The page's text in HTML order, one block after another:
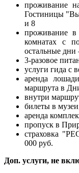
проживание
Гостиницы
и 8
проживание в
комнатах с
остальные
3-разовое
услуги гида с
аренда
маршрута в
внутри
билеты в
аренда
пропуск в
страховка
000 руб.
Доп. услуги, не